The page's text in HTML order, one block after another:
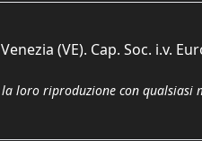
(VE). Cap. Soc. i.v.
loro riproduzione con qualsiasi